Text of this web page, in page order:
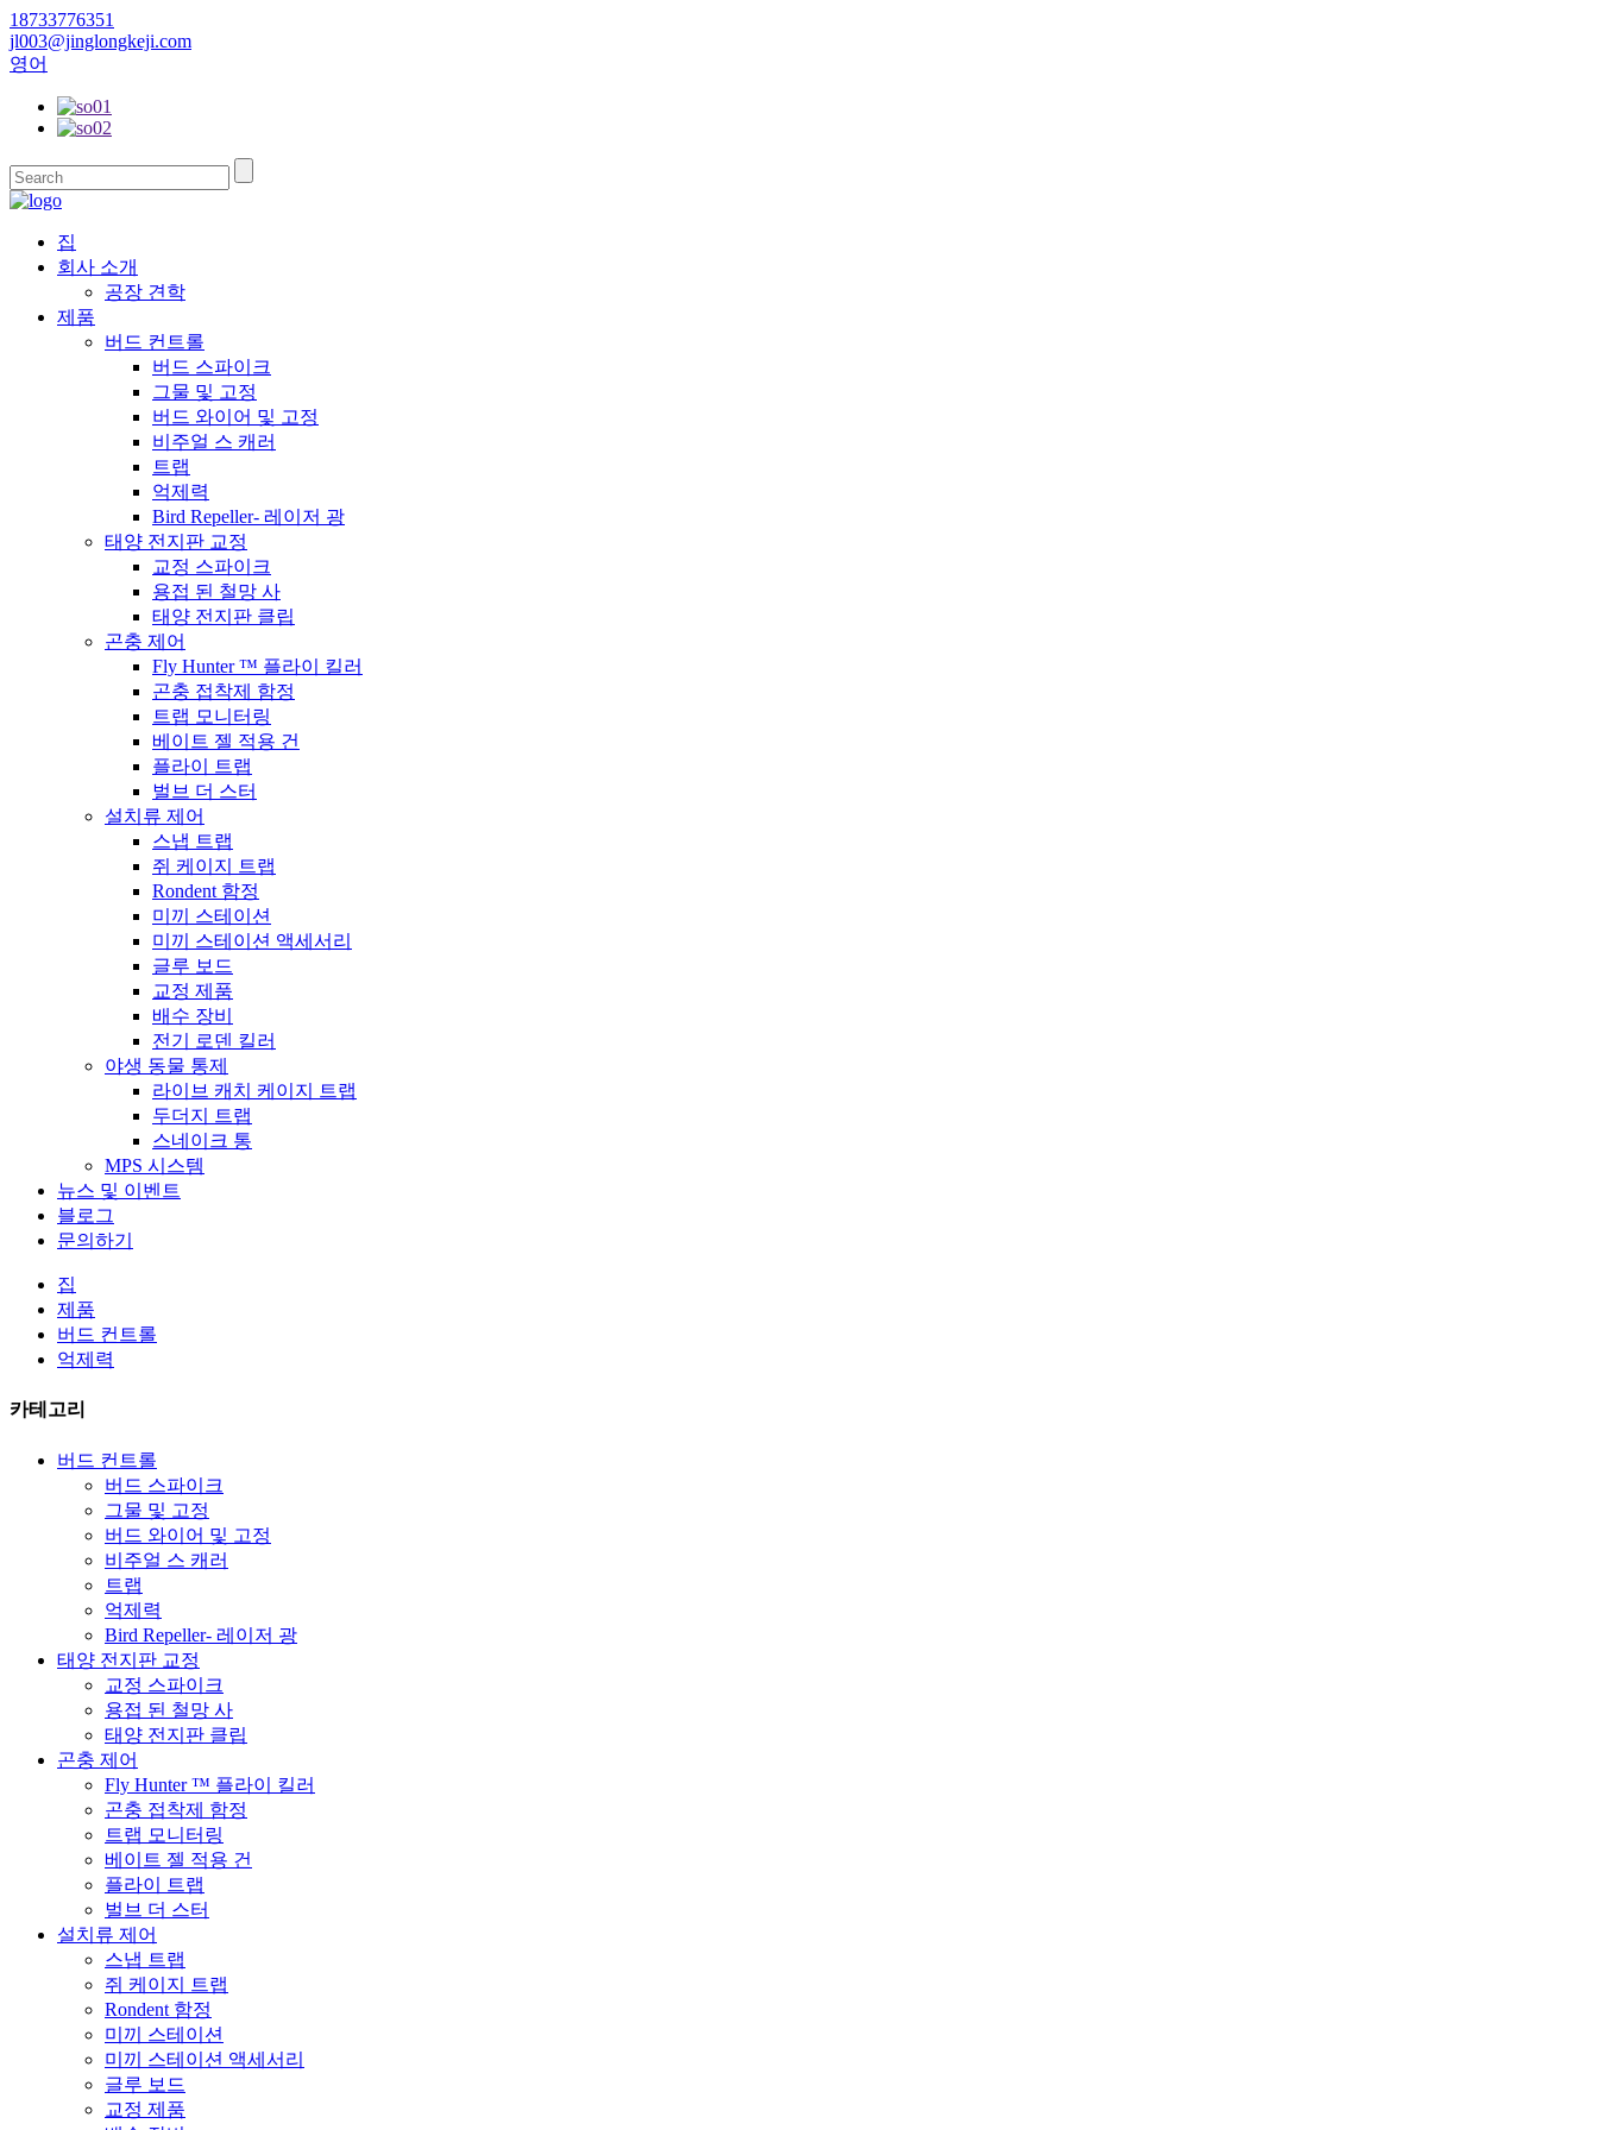
18733776351
jl003@jinglongkeji.com
영어
집
회사 소개
공장 견학
제품
버드 컨트롤
버드 스파이크
그물 및 고정
버드 와이어 및 고정
비주얼 스 캐러
트랩
억제력
Bird Repeller- 레이저 광
태양 전지판 교정
교정 스파이크
용접 된 철망 사
태양 전지판 클립
곤충 제어
Fly Hunter ™ 플라이 킬러
곤충 접착제 함정
트랩 모니터링
베이트 젤 적용 건
플라이 트랩
벌브 더 스터
설치류 제어
스냅 트랩
쥐 케이지 트랩
Rondent 함정
미끼 스테이션
미끼 스테이션 액세서리
글루 보드
교정 제품
배수 장비
전기 로덴 킬러
야생 동물 통제
라이브 캐치 케이지 트랩
두더지 트랩
스네이크 통
MPS 시스템
뉴스 및 이벤트
블로그
문의하기
집
제품
버드 컨트롤
억제력
카테고리
버드 컨트롤
버드 스파이크
그물 및 고정
버드 와이어 및 고정
비주얼 스 캐러
트랩
억제력
Bird Repeller- 레이저 광
태양 전지판 교정
교정 스파이크
용접 된 철망 사
태양 전지판 클립
곤충 제어
Fly Hunter ™ 플라이 킬러
곤충 접착제 함정
트랩 모니터링
베이트 젤 적용 건
플라이 트랩
벌브 더 스터
설치류 제어
스냅 트랩
쥐 케이지 트랩
Rondent 함정
미끼 스테이션
미끼 스테이션 액세서리
글루 보드
교정 제품